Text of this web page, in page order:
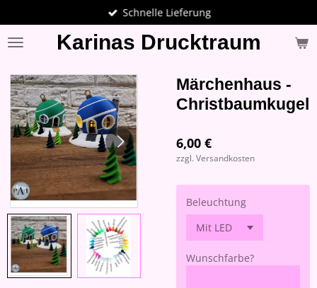
Hauptinhalt
springen
Karinas Drucktraum
Schnelle Lieferung
Märchenhaus -
Christbaumkugel
6,00 €
zzgl. Versandkosten
Beleuchtung
Wunschfarbe?